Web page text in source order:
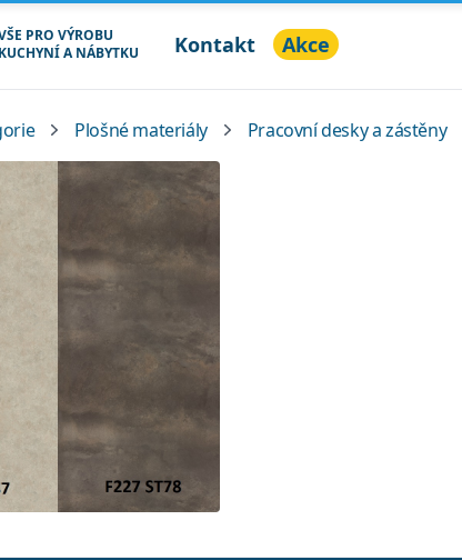
s r.o.
PRO VÝROBU
KUCHYNÍ A NÁBYTKU
Kontakt Akce
Plošné materiály Pracovní desky a zástěny